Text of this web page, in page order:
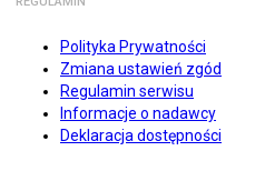
Polityka Prywatności
Zmiana ustawień zgód
Regulamin serwisu
Informacje o nadawcy
Deklaracja dostępności